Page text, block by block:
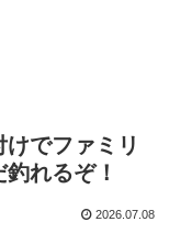
でファミリ
れるぞ！
2026.07.08